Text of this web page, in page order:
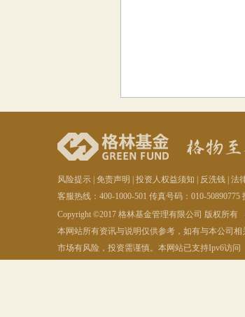
风险提示 免责声明 投资人权益须知 反洗钱 法
客服热线：400-1000-501 传真号码：010-50890775
Copyright ©2017 格林基金管理有限公司 版权所有
本网站所有资讯与说明仅供参考，如有与本公司
市场有风险，投资需谨慎。本网站已支持Ipv6访问